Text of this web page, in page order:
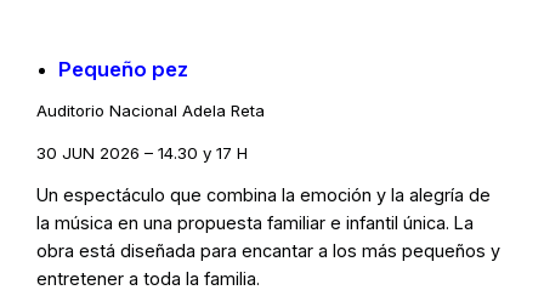
Pequeño pez
Auditorio Nacional Adela Reta
30 JUN 2026 – 14.30 y 17 H
Un espectáculo que combina la emoción y la alegría de
la música en una propuesta familiar e infantil única. La
obra está diseñada para encantar a los más pequeños y
entretener a toda la familia.